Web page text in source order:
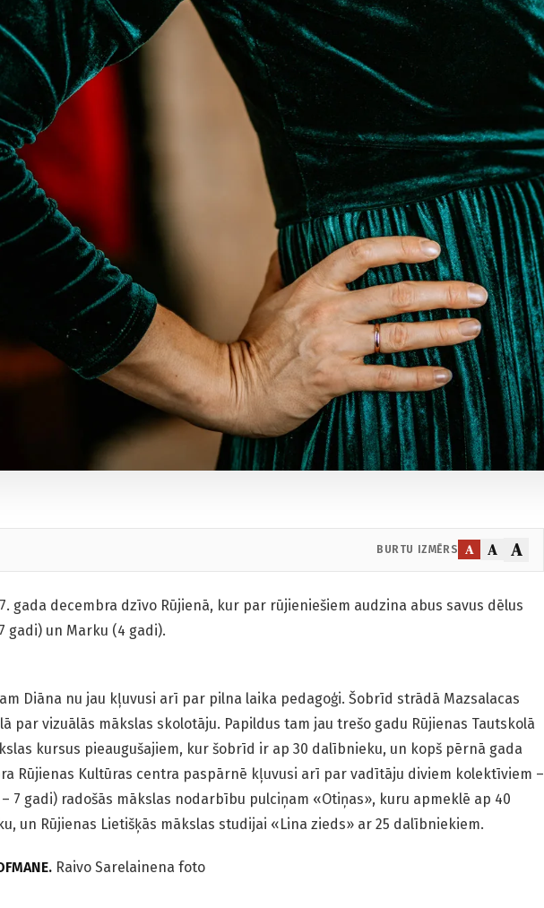
BURTU IZMĒRS A A A
gada decembra dzīvo Rūjienā, kur par rūjieniešiem audzina abus savus dēlus
gadi) un Marku (4 gadi).
Diāna nu jau kļuvusi arī par pilna laika pedagoģi. Šobrīd strādā Mazsalacas
par vizuālās mākslas skolotāju. Papildus tam jau trešo gadu Rūjienas Tautskolā
kursus pieaugušajiem, kur šobrīd ir ap 30 dalībnieku, un kopš pērnā gada
Rūjienas Kultūras centra paspārnē kļuvusi arī par vadītāju diviem kolektīviem –
7 gadi) radošās mākslas nodarbību pulciņam «Otiņas», kuru apmeklē ap 40
un Rūjienas Lietišķās mākslas studijai «Lina zieds» ar 25 dalībniekiem.
Raivo Sarelainena foto